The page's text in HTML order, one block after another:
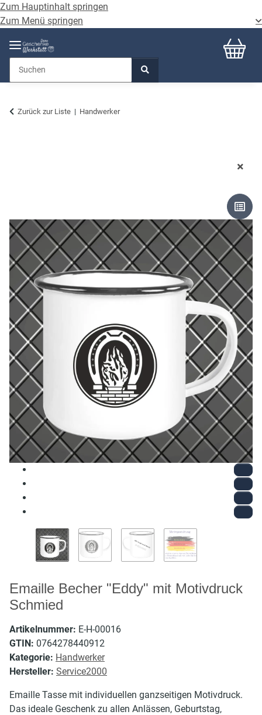
Zum Hauptinhalt springen
Zum Menü springen
Zurück zur Liste Handwerker
Emaille Becher "Eddy" mit Motivdruck
Schmied
Artikelnummer: E-H-00016
GTIN: 0764278440912
Kategorie: Handwerker
Hersteller: Service2000
Emaille Tasse mit individuellen ganzseitigen Motivdruck.
Das ideale Geschenk zu allen Anlässen, Geburtstag,